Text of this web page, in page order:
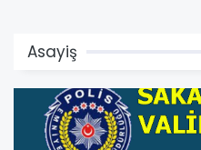
Asayiş